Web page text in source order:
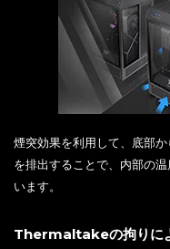
煙突効果を利用して、底部
を排出することで、内部の
います。
Thermaltakeの拘りに